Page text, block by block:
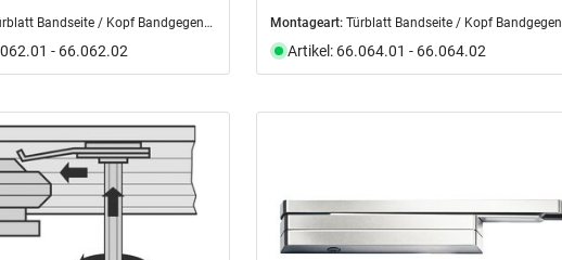
Bandseite / Kopf Bandgegenseite
- 66.062.02
Montageart: Türblatt Bandseite / Kopf Bandgegenseite
Artikel: 66.064.01 - 66.064.02